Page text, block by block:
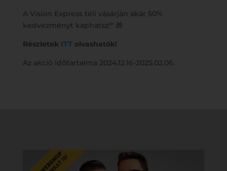
A Vision Express téli vásárján akár 50%
kedvezményt kaphatsz!* 🎁
Részletek ITT olvashatók!
Az akció időtartalma 2024.12.16-2025.02.06.